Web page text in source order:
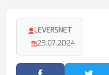
LEVERSNET
29.07.2024